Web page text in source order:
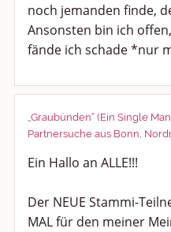
noch jemanden finde,
Ansonsten bin ich
fände ich schade *nur
„Graubünden“ (Ein Single
Partnersuche aus Bonn,
Ein Hallo an ALLE!!!
Der NEUE Stammi-
MAL für den meiner